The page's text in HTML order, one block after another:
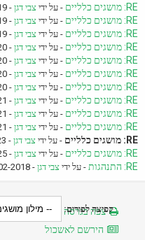
RE: מושגים כלליים - על ידי צבי דגן - 10-07-2019, 06:40 AM
RE: מושגים כלליים - על ידי צבי דגן - 11-08-2019, 10:25 PM
RE: מושגים כלליים - על ידי צבי דגן - 12-29-2019, 01:03 PM
RE: מושגים כלליים - על ידי צבי דגן - 01-13-2020, 10:27 AM
RE: מושגים כלליים - על ידי צבי דגן - 01-18-2020, 11:03 AM
RE: מושגים כלליים - על ידי צבי דגן - 03-03-2020, 11:55 PM
RE: מושגים כלליים - על ידי צבי דגן - 08-01-2020, 02:01 PM
RE: מושגים כלליים - על ידי צבי דגן - 01-06-2021, 07:27 PM
RE: מושגים כלליים - על ידי צבי דגן - 01-24-2021, 08:52 PM
RE: מושגים כלליים - על ידי צבי דגן - 08-07-2021, 10:16 AM
RE: מושגים כלליים - על ידי צבי דגן - 08-21-2023, 11:03 AM
RE: מושגים כלליים - על ידי צבי דגן - 06-24-2025, 11:03 AM
RE: התנהגות - על ידי צבי דגן - 03-02-2018, 10:09 AM
צפה בגרסה מותאמת
הירשם לאשכול
קפיצה לפורום: